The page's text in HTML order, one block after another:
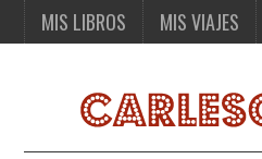
MIS LIBROS MIS VIAJES